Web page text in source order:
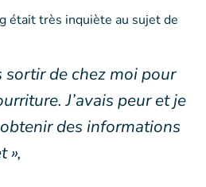
était très inquiète au sujet de
sortir de chez moi pour
J’avais peur et je
des informations
»,